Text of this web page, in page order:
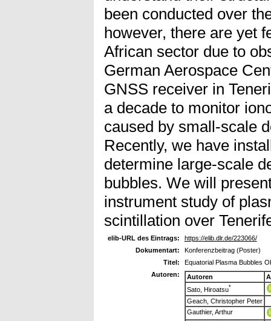
been conducted over
however, there are yet
African sector due to
German Aerospace
GNSS receiver in
a decade to monitor
caused by small-scale
Recently, we have
determine large-scale
bubbles. We will
instrument study of
scintillation over
elib-URL des Eintrags:
https://elib.dlr.de/223066/
Dokumentart:
Konferenzbeitrag (Poster)
Titel:
Equatorial Plasma Bubbles
Autoren:
Autoren
Sato, Hiroatsu*
Geach, Christopher Peter
Gauthier, Arthur